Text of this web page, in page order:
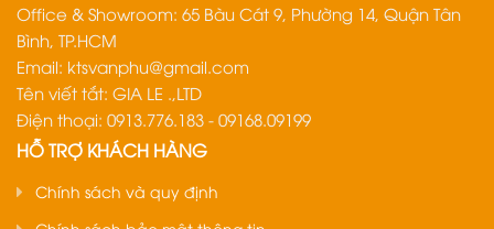
Office & Showroom: 65 Bàu Cát 9, Phường 14, Quận Tân
Bình, TP.HCM
Email: ktsvanphu@gmail.com
Tên viết tắt: GIA LE .,LTD
Điện thoại: 0913.776.183 - 09168.09199
HỖ TRỢ KHÁCH HÀNG
Chính sách và quy định